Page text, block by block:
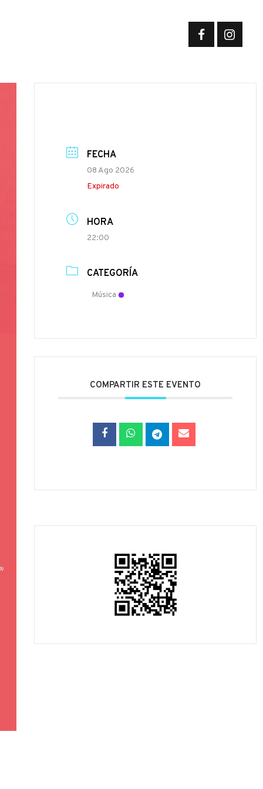
FECHA
08 Ago 2026
Expirado
HORA
22:00
CATEGORÍA
Música
COMPARTIR ESTE EVENTO